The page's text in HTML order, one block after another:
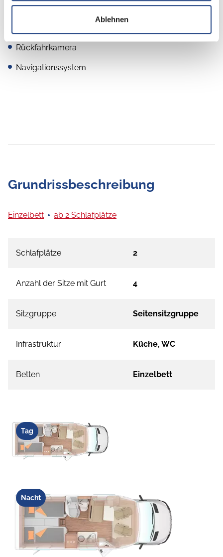
Ablehnen
SAT-Anlage automatisch
Rückfahrkamera
Navigationssystem
Grundrissbeschreibung
Einzelbett ab 2 Schlafplätze
Schlafplätze 2
Anzahl der Sitze mit Gurt 4
Sitzgruppe Seitensitzgruppe
Infrastruktur Küche, WC
Betten Einzelbett
Tag
Nacht